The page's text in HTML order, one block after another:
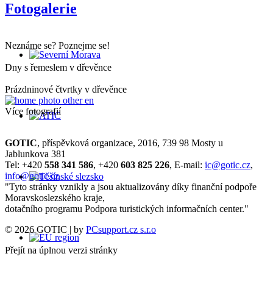
Fotogalerie
Neznáme se? Poznejme se!
Dny s řemeslem v dřevěnce
Prázdninové čtvrtky v dřevěnce
Více fotografií
GOTIC, příspěvková organizace, 2016, 739 98 Mosty u
Jablunkova 381
Tel: +420 558 341 586, +420 603 825 226, E-mail: ic@gotic.cz,
info@gotic.cz
"Tyto stránky vznikly a jsou aktualizovány díky finanční podpoře
Moravskoslezského kraje,
dotačního programu Podpora turistických informačních center."
© 2026 GOTIC | by PCsupport.cz s.r.o
Přejít na úplnou verzi stránky